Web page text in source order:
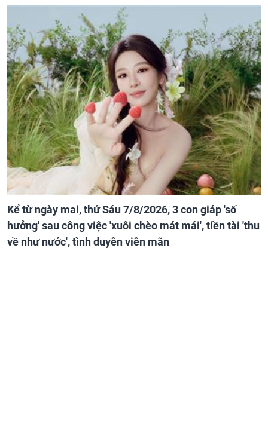
Kể từ ngày mai, thứ Sáu 7/8/2026, 3 con giáp 'số
hưởng' sau công việc 'xuôi chèo mát mái', tiền tài 'thu
về như nước', tình duyên viên mãn